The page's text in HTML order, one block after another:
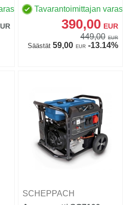
Tavarantoimittajan
390,00 EUR
449,00 EUR
Säästät59,00 EUR -13.14%
SCHEPPACH